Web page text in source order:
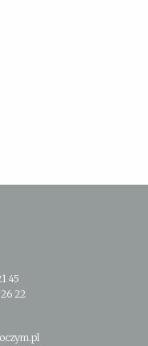
45
22